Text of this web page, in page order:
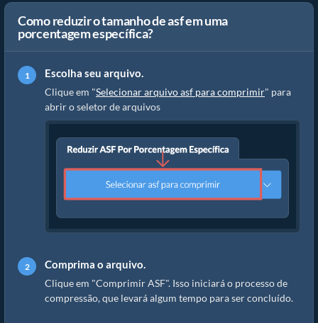
Como reduzir o tamanho de asf em uma
porcentagem específica?
Escolha seu arquivo.
Clique em "Selecionar arquivo asf para comprimir" para
abrir o seletor de arquivos
Comprima o arquivo.
Clique em "Comprimir ASF". Isso iniciará o processo de
compressão, que levará algum tempo para ser concluído.